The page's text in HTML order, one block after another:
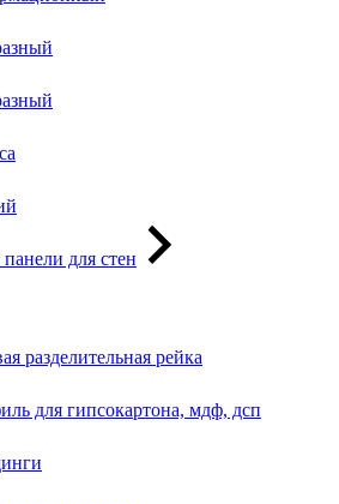
для стен
разделительная рейка
для гипсокартона, мдф, дсп